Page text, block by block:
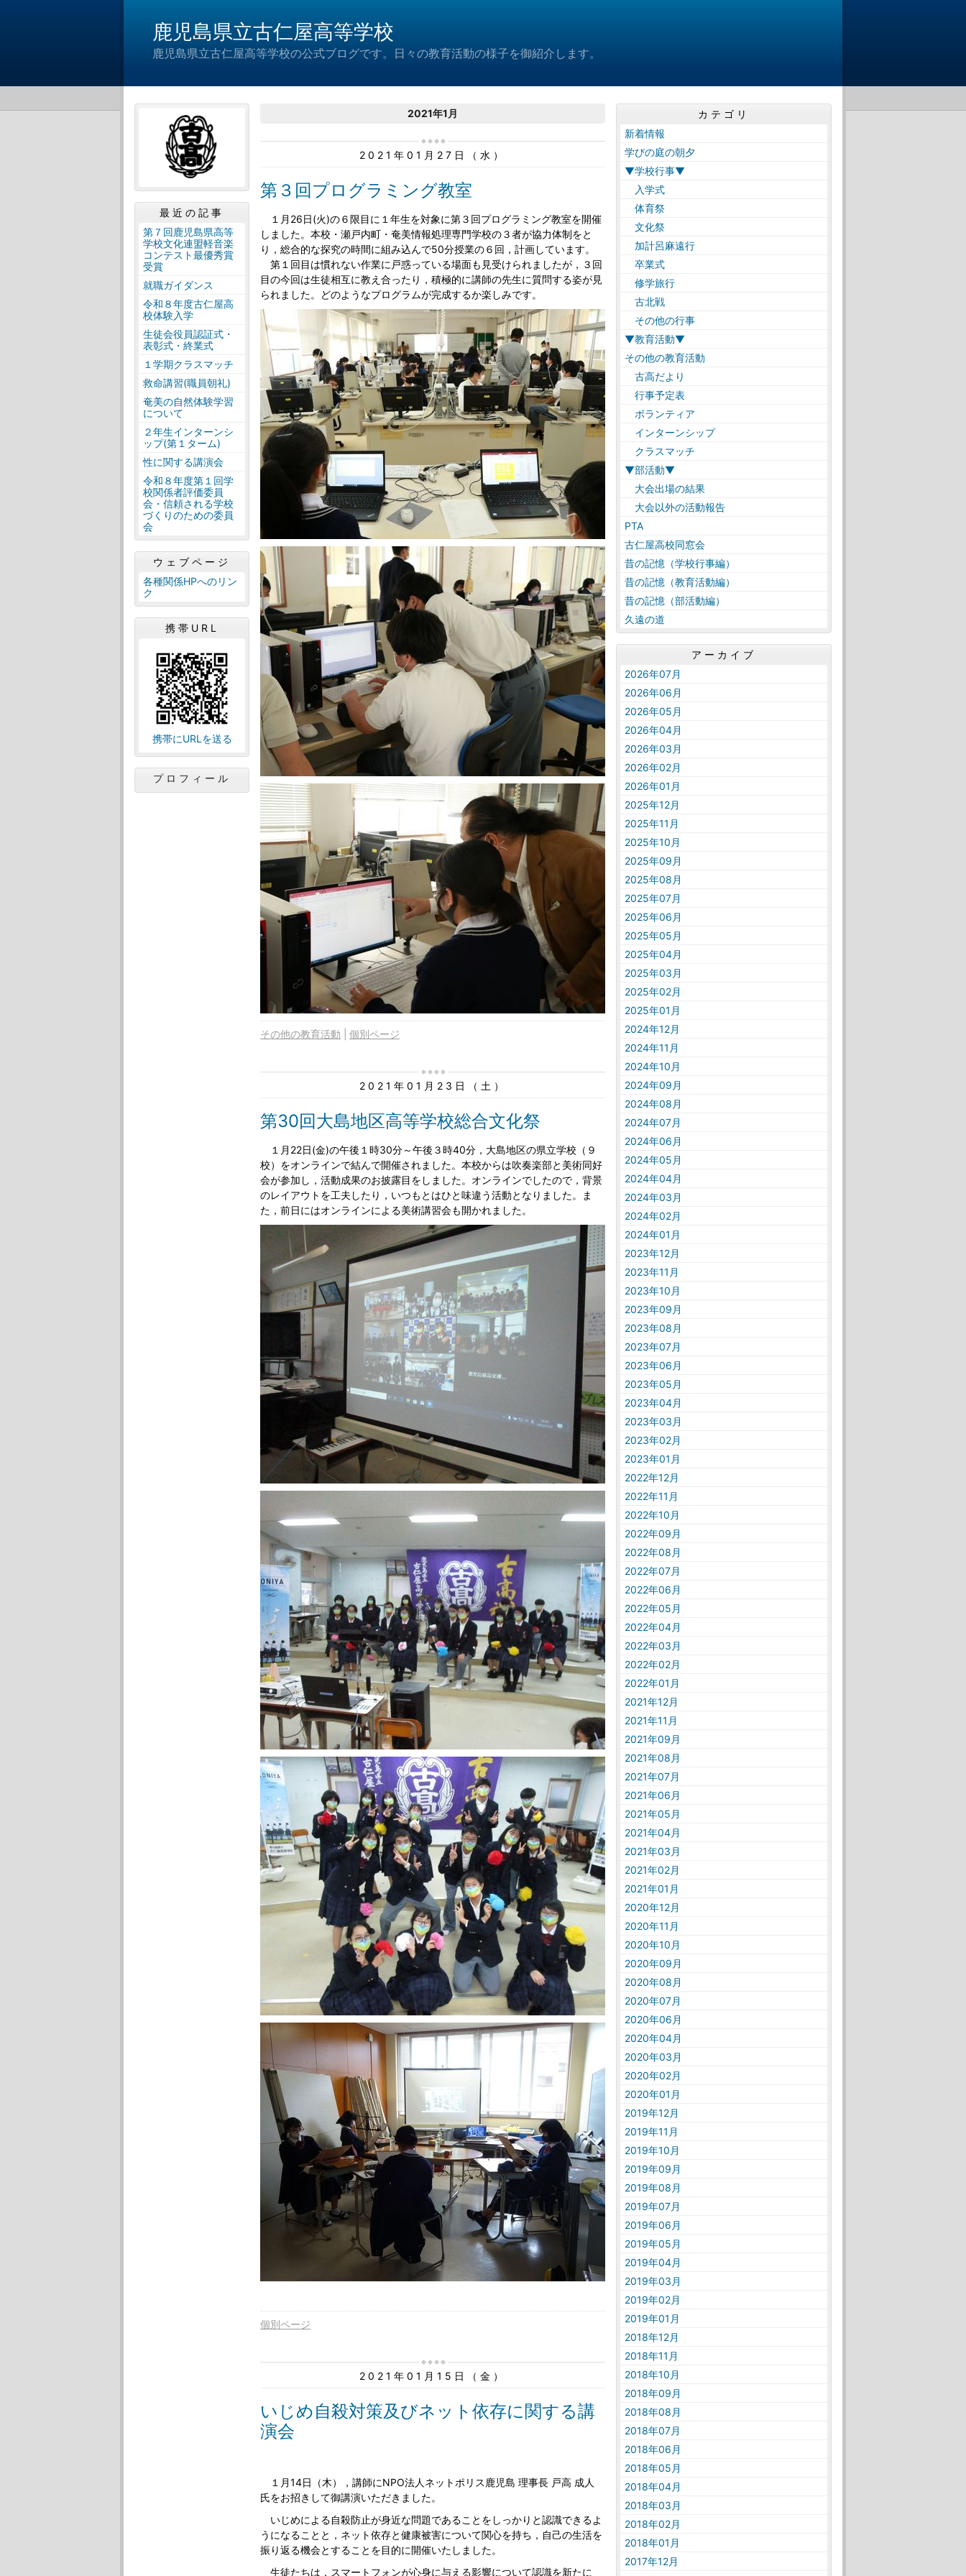
鹿児島県立古仁屋高等学校
鹿児島県立古仁屋高等学校の公式ブログです。日々の教育活動の様子を御紹介します。
2021年1月
2021年01月27日（水）
第３回プログラミング教室
１月26日(火)の６限目に１年生を対象に第３回プログラミング教室を開催
しました。本校・瀬戸内町・奄美情報処理専門学校の３者が協力体制をと
り，総合的な探究の時間に組み込んで50分授業の６回，計画しています。
第１回目は慣れない作業に戸惑っている場面も見受けられましたが，３回
目の今回は生徒相互に教え合ったり，積極的に講師の先生に質問する姿が見
られました。どのようなプログラムが完成するか楽しみです。
その他の教育活動 個別ページ
2021年01月23日（土）
第30回大島地区高等学校総合文化祭
１月22日(金)の午後１時30分～午後３時40分，大島地区の県立学校（９
校）をオンラインで結んで開催されました。本校からは吹奏楽部と美術同好
会が参加し，活動成果のお披露目をしました。オンラインでしたので，背景
のレイアウトを工夫したり，いつもとはひと味違う活動となりました。ま
た，前日にはオンラインによる美術講習会も開かれました。
個別ページ
2021年01月15日（金）
いじめ自殺対策及びネット依存に関する講
演会
１月14日（木），講師にNPO法人ネットポリス鹿児島 理事長 戸高 成人
氏をお招きして御講演いただきました。
いじめによる自殺防止が身近な問題であることをしっかりと認識できるよ
うになることと，ネット依存と健康被害について関心を持ち，自己の生活を
振り返る機会とすることを目的に開催いたしました。
生徒たちは，スマートフォンが心身に与える影響について認識を新たに
最近の記事
第７回鹿児島県高等
学校文化連盟軽音楽
コンテスト最優秀賞
受賞
就職ガイダンス
令和８年度古仁屋高
校体験入学
生徒会役員認証式・
表彰式・終業式
１学期クラスマッチ
救命講習(職員朝礼)
奄美の自然体験学習
について
２年生インターンシ
ップ(第１ターム)
性に関する講演会
令和８年度第１回学
校関係者評価委員
会・信頼される学校
づくりのための委員
会
ウェブページ
各種関係HPへのリン
ク
携帯URL
携帯にURLを送る
プロフィール
カテゴリ
新着情報
学びの庭の朝夕
▼学校行事▼
入学式
体育祭
文化祭
加計呂麻遠行
卒業式
修学旅行
古北戦
その他の行事
▼教育活動▼
その他の教育活動
古高だより
行事予定表
ボランティア
インターンシップ
クラスマッチ
▼部活動▼
大会出場の結果
大会以外の活動報告
PTA
古仁屋高校同窓会
昔の記憶（学校行事編）
昔の記憶（教育活動編）
昔の記憶（部活動編）
久遠の道
アーカイブ
2026年07月
2026年06月
2026年05月
2026年04月
2026年03月
2026年02月
2026年01月
2025年12月
2025年11月
2025年10月
2025年09月
2025年08月
2025年07月
2025年06月
2025年05月
2025年04月
2025年03月
2025年02月
2025年01月
2024年12月
2024年11月
2024年10月
2024年09月
2024年08月
2024年07月
2024年06月
2024年05月
2024年04月
2024年03月
2024年02月
2024年01月
2023年12月
2023年11月
2023年10月
2023年09月
2023年08月
2023年07月
2023年06月
2023年05月
2023年04月
2023年03月
2023年02月
2023年01月
2022年12月
2022年11月
2022年10月
2022年09月
2022年08月
2022年07月
2022年06月
2022年05月
2022年04月
2022年03月
2022年02月
2022年01月
2021年12月
2021年11月
2021年09月
2021年08月
2021年07月
2021年06月
2021年05月
2021年04月
2021年03月
2021年02月
2021年01月
2020年12月
2020年11月
2020年10月
2020年09月
2020年08月
2020年07月
2020年06月
2020年04月
2020年03月
2020年02月
2020年01月
2019年12月
2019年11月
2019年10月
2019年09月
2019年08月
2019年07月
2019年06月
2019年05月
2019年04月
2019年03月
2019年02月
2019年01月
2018年12月
2018年11月
2018年10月
2018年09月
2018年08月
2018年07月
2018年06月
2018年05月
2018年04月
2018年03月
2018年02月
2018年01月
2017年12月